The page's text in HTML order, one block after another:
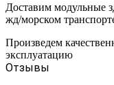
Доставим модульные
жд/морском
Произведем
эксплуатацию
Отзывы